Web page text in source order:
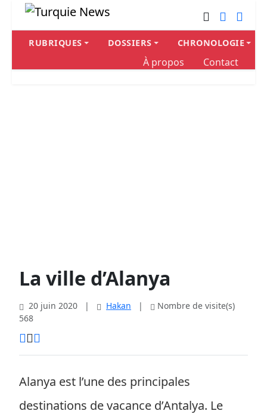
RUBRIQUES DOSSIERS CHRONOLOGIE
À propos Contact
La ville d’Alanya
20 juin 2020 | Hakan |
Nombre de visite(s)
568
Alanya est l’une des principales
destinations de vacance d’Antalya. Le